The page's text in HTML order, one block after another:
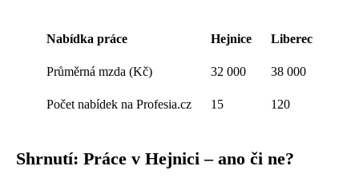
Nabídka práce Hejnice Liberec
Průměrná mzda (Kč) 32 000 38 000
Počet nabídek na Profesia.cz 15 120
Shrnutí: Práce v Hejnici – ano či ne?